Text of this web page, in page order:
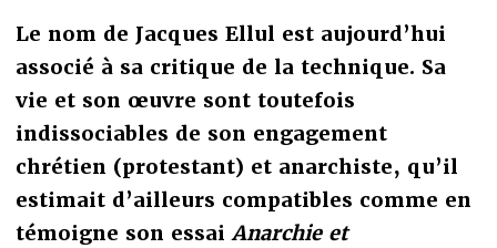
Le nom de Jacques Ellul est aujourd’hui
associé à sa critique de la technique. Sa
vie et son œuvre sont toutefois
indissociables de son engagement
chrétien (protestant) et anarchiste, qu’il
estimait d’ailleurs compatibles comme en
témoigne son essaiAnarchie et